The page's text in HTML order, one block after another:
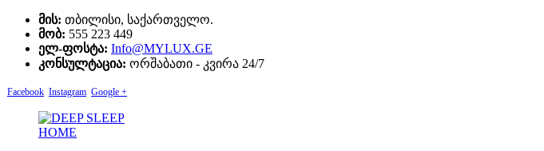
მის: თბილისი, საქართველო.
მობ: 555 223 449
ელ-ფოსტა: Info@MYLUX.GE
კონსულტაცია: ორშაბათი - კვირა 24/7
Facebook Instagram Google +